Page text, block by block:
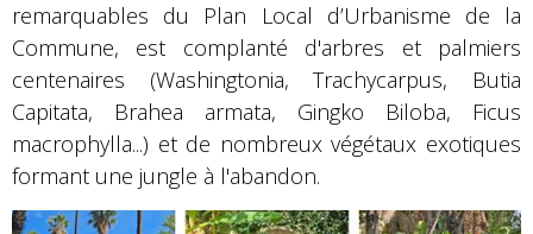
remarquables du Plan Local d’Urbanisme de la
Commune, est complanté d'arbres et palmiers
centenaires (Washingtonia, Trachycarpus, Butia
Capitata, Brahea armata, Gingko Biloba, Ficus
macrophylla...) et de nombreux végétaux exotiques
formant une jungle à l'abandon.